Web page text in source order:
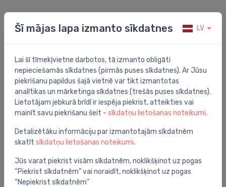
Atloku krustgabals DN 150/150 PN10/16
Jums varētu arī interesēt
Šī mājas lapa izmanto sīkdatnes LV
Lai šī tīmekļvietne darbotos, tā izmanto obligāti
nepieciešamās sīkdatnes (pirmās puses sīkdatnes). Ar Jūsu
piekrišanu papildus šajā vietnē var tikt izmantotas
analītikas un mārketinga sīkdatnes (trešās puses sīkdatnes).
Lietotājam jebkurā brīdī ir iespēja piekrist, atteikties vai
mainīt savu piekrišanu šeit - sīkdatņu lietošanas noteikumi.
Detalizētāku informāciju par izmantotajām sīkdatnēm
skatīt sīkdatņu lietošanas noteikumi.
Jūs varat piekrist visām sīkdatnēm, noklikšķinot uz pogas
“Piekrist sīkdatnēm” vai noraidīt, noklikšķinot uz pogas
“Nepiekrist sīkdatnēm”